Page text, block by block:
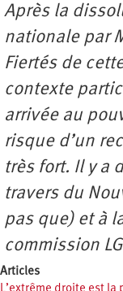
Après la
nationale par
Fiertés de
contexte
arrivée au
risque d’un
très fort. Il y a
travers du
pas que) et à
commission
Articles